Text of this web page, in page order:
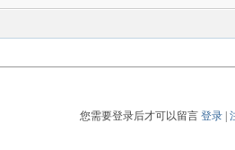
您需要登录后才可以留言登录 |